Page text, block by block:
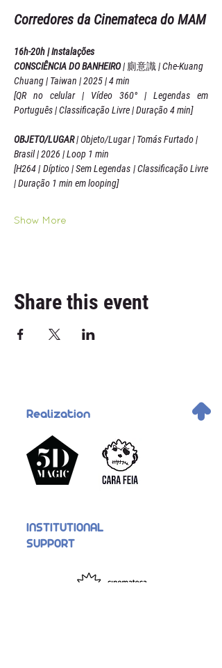
Corredores da Cinemateca do MAM
16h-20h | Instalações
CONSCIÊNCIA DO BANHEIRO | 廁意識 | Che-Kuang
Chuang | Taiwan | 2025 | 4 min
[QR no celular | Vídeo 360° | Legendas em
Português | Classificação Livre | Duração 4 min]
OBJETO/LUGAR | Objeto/Lugar | Tomás Furtado |
Brasil | 2026 | Loop 1 min
[H264 | Díptico | Sem Legendas | Classificação Livre
| Duração 1 min em looping]
Show More
Share this event
Realization .
INSTITUTIONAL
SUPPORT